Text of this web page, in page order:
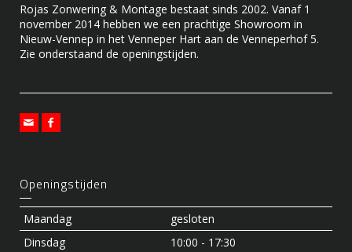
Rojas Zonwering & Montage bestaat sinds 2002. Vanaf 1
november 2014 hebben we een prachtige Showroom in
Nieuw-Vennep in het Venneper Hart aan de Venneperhof 5.
Zie onderstaand de openingstijden.
Openingstijden
Maandag
gesloten
Dinsdag
10:00 - 17:30